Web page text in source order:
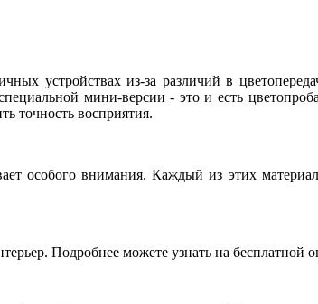
устройствах из-за различий в
мини-версии - это и есть
точность восприятия.
особого внимания. Каждый из этих
Подробнее можете узнать на бесплатной